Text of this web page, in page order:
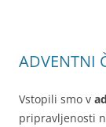
ADVENTNI
Vstopili smo v
pripravljenosti